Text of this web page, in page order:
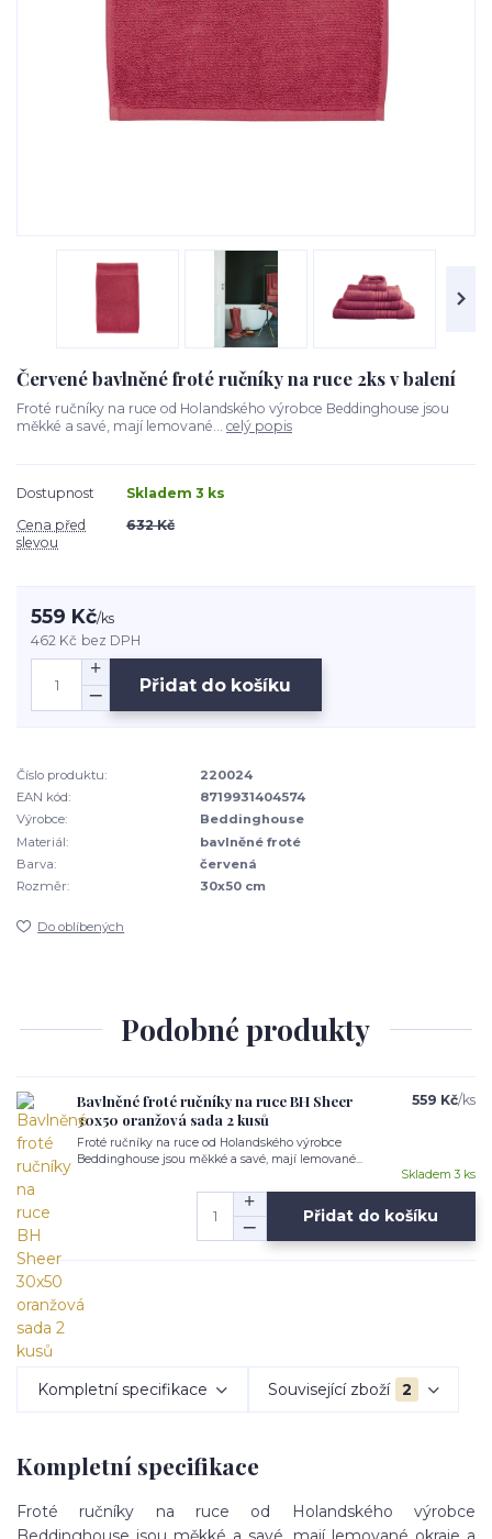
Červené bavlněné froté ručníky na ruce 2ks v balení
Froté ručníky na ruce od Holandského výrobce Beddinghouse jsou
měkké a savé, mají lemované... celý popis
Dostupnost
Skladem 3 ks
Cena před
slevou
632 Kč
559 Kč/ks
462 Kč bez DPH
Přidat do košíku
Číslo produktu:
220024
EAN kód:
8719931404574
Výrobce:
Beddinghouse
Materiál:
bavlněné froté
Barva:
červená
Rozměr:
30x50 cm
Do oblíbených
Podobné produkty
Bavlněné froté ručníky na ruce BH Sheer
30x50 oranžová sada 2 kusů
Froté ručníky na ruce od Holandského výrobce
Beddinghouse jsou měkké a savé, mají lemované...
559 Kč/ks
Skladem 3 ks
Přidat do košíku
Kompletní specifikace Související zboží 2
Kompletní specifikace
Froté ručníky na ruce od Holandského výrobce